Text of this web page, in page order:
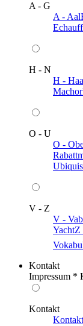
A - G
A - Aal
H - N
H -
O - U
O -
V - Z
V -
YachtZ
Kontakt
Impressum *
Kontakt